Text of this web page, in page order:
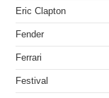
Eric Clapton
Fender
Ferrari
Festival